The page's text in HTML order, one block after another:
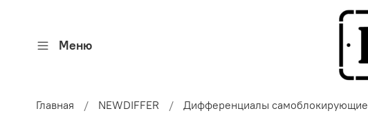
Меню
Главная NEWDIFFER Дифференциалы самоблокирующие